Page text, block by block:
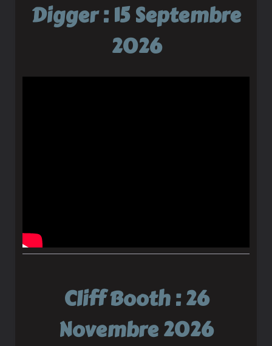
Digger : 15 Septembre
2026
Cliff Booth : 26
Novembre 2026